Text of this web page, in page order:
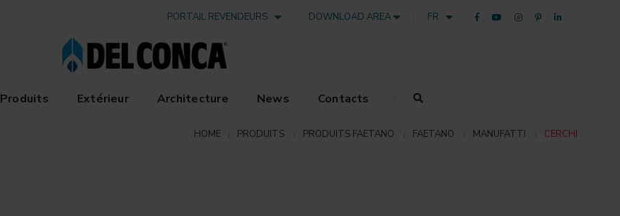
PORTAIL REVENDEURS DOWNLOAD AREA FR
Produits Extérieur Architecture News Contacts
HOME PRODUITS PRODUITS FAETANO FAETANO MANUFATTI CERCHI